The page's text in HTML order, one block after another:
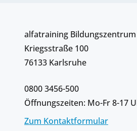
alfatraining Bildungszentrum
Kriegsstraße 100
76133 Karlsruhe
0800 3456-500
Öffnungszeiten: Mo-Fr 8-17
Zum Kontaktformular